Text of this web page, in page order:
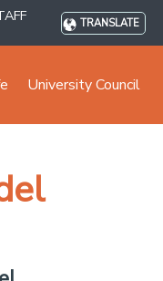
TRANSLATE
University Council